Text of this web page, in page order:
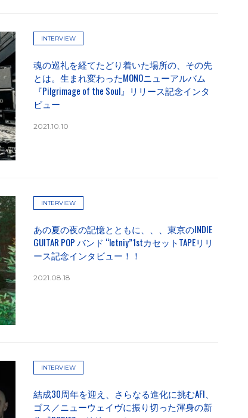
INTERVIEW
魂の巡礼を経てたどり着いた場所の、その先
とは。生まれ変わったMONOニューアルバム
『Pilgrimage of the Soul』リリース記念インタ
ビュー
2021.10.10
INTERVIEW
あの夏の夜の記憶とともに、、、東京のINDIE
GUITAR POP バンド “letniy”1stカセットTAPEリリ
ース記念インタビュー！！
2021.08.18
INTERVIEW
結成30周年を迎え、さらなる進化に挑むAFI、
ゴス／ニューウェイヴに振り切った渾身の新